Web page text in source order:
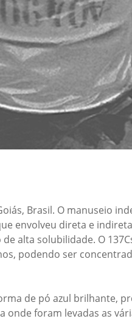
Brasil. O manuseio
envolveu direta e
alta solubilidade. O
podendo ser
de pó azul brilhante,
onde foram levadas as